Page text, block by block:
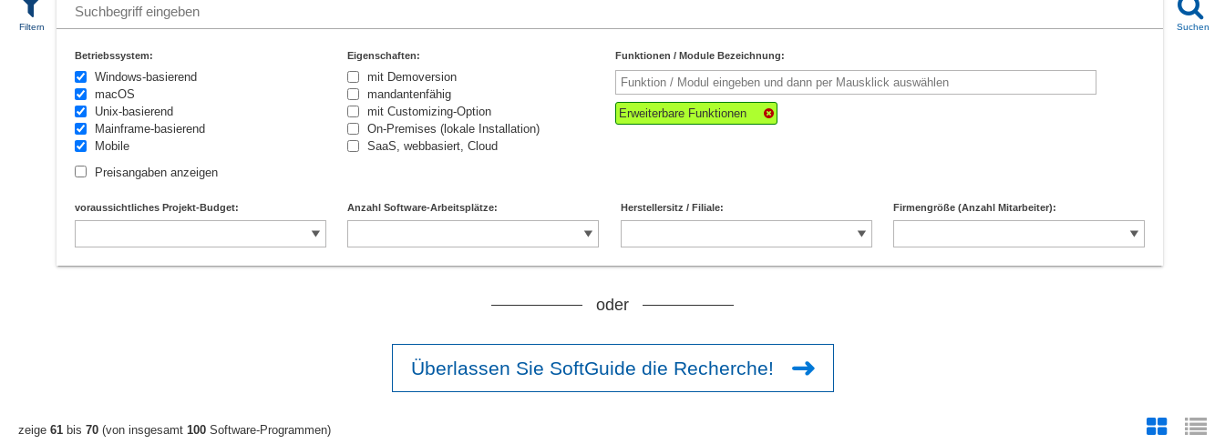
Betriebssystem:
Windows-basierend
macOS
Unix-basierend
Mainframe-basierend
Mobile
Preisangaben anzeigen
Eigenschaften:
mit Demoversion
mandantenfähig
mit Customizing-Option
On-Premises (lokale Installation)
SaaS, webbasiert, Cloud
Funktionen / Module Bezeichnung:
Erweiterbare Funktionen
voraussichtliches Projekt-Budget: Anzahl Software-Arbeitsplätze: Herstellersitz / Filiale: Firmengröße (Anzahl Mitarbeiter):
oder
Überlassen Sie SoftGuide die Recherche!
zeige 61 bis 70 (von insgesamt 100 Software-Programmen)